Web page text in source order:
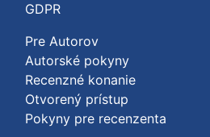
GDPR
Pre Autorov
Autorské pokyny
Recenzné konanie
Otvorený prístup
Pokyny pre recenzenta